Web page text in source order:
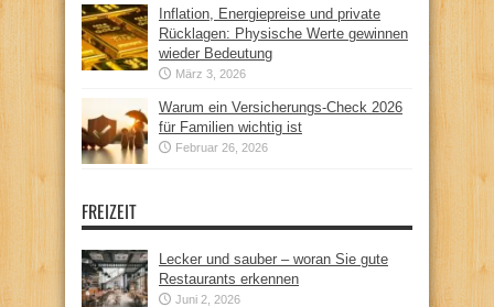
Inflation, Energiepreise und private
Rücklagen: Physische Werte gewinnen
wieder Bedeutung
März 3, 2026
Warum ein Versicherungs-Check 2026
für Familien wichtig ist
Februar 26, 2026
FREIZEIT
Lecker und sauber – woran Sie gute
Restaurants erkennen
Juni 2, 2026